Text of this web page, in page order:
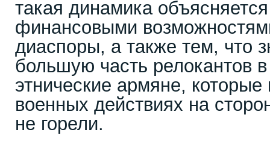
такая динамика
финансовыми
диаспоры, а также тем, что
большую часть релокантов
этнические армяне,
военных действиях на
не горели.